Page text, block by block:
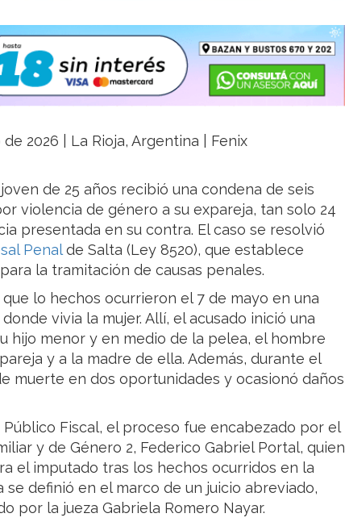
2026 | La Rioja, Argentina | Fenix
de 25 años recibió una condena de seis
violencia de género a su expareja, tan solo 24
presentada en su contra. El caso se resolvió
Penalde Salta (Ley 8520), que establece
la tramitación de causas penales.
lo hechos ocurrieron el 7 de mayo en una
vivia la mujer. Allí, el acusado inició una
hijo menor y en medio de la pelea, el hombre
y a la madre de ella. Además, durante el
muerte en dos oportunidades y ocasionó daños
Fiscal, el proceso fue encabezado por el
y de Género 2, Federico Gabriel Portal, quien
el imputado tras los hechos ocurridos en la
se definió en el marco de un juicio abreviado,
por la jueza Gabriela Romero Nayar.